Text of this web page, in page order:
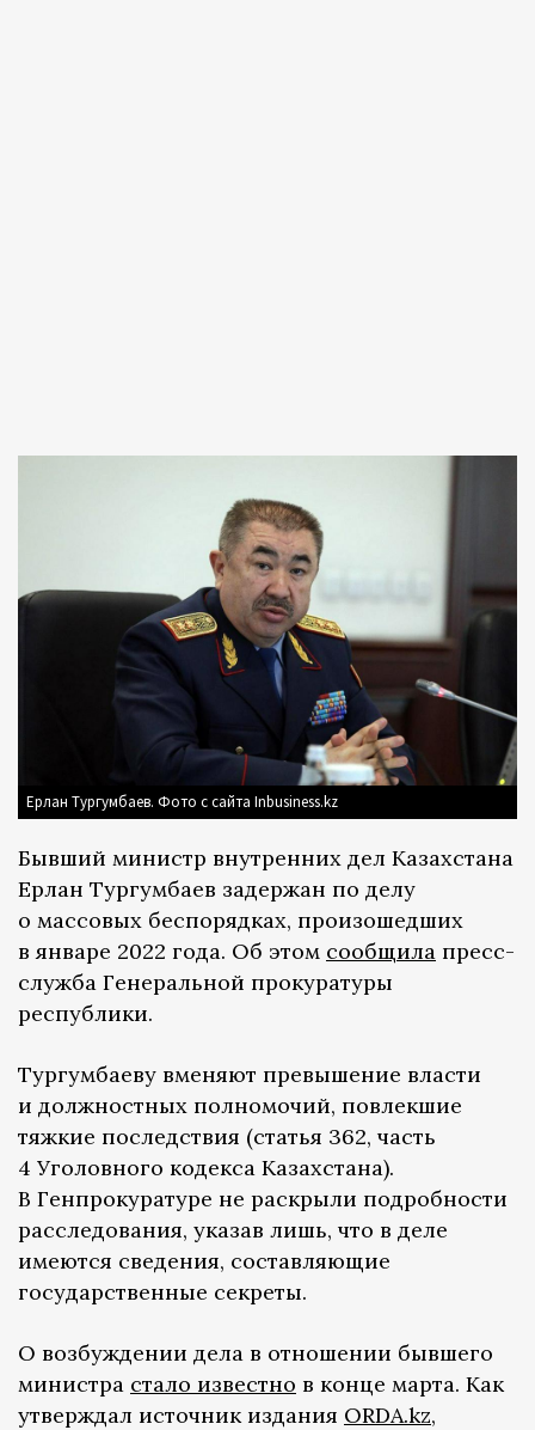
Ерлан Тургумбаев. Фото с сайта Inbusiness.kz
Бывший министр внутренних дел Казахстана
Ерлан Тургумбаев задержан по делу
о массовых беспорядках, произошедших
в январе 2022 года. Об этом сообщила пресс-
служба Генеральной прокуратуры
республики.
Тургумбаеву вменяют превышение власти
и должностных полномочий, повлекшие
тяжкие последствия (статья 362, часть
4 Уголовного кодекса Казахстана).
В Генпрокуратуре не раскрыли подробности
расследования, указав лишь, что в деле
имеются сведения, составляющие
государственные секреты.
О возбуждении дела в отношении бывшего
министра стало известно в конце марта. Как
утверждал источник издания ORDA.kz,